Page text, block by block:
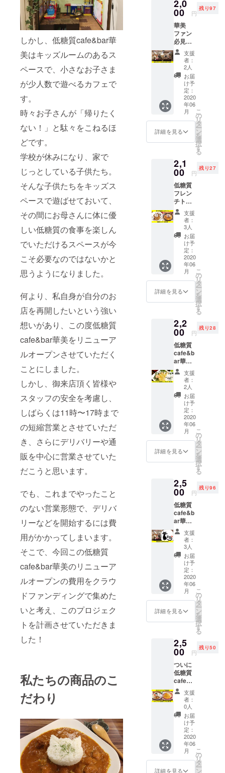
しかし、低糖質cafe&bar華
美はキッズルームのあるス
ペースで、小さなお子さま
が少人数で遊べるカフェで
す。
時々お子さんが「帰りたく
ない！」と駄々をこねるほ
どです。
学校が休みになり、家で
じっとしている子供たち。
そんな子供たちをキッズス
ペースで遊ばせておいて、
その間にお母さんに体に優
しい低糖質の食事を楽しん
でいただけるスペースが今
こそ必要なのではないかと
思うようになりました。
何より、私自身が自分のお
店を再開したいという強い
想いがあり、この度低糖質
cafe&bar華美をリニューア
ルオープンさせていただく
ことにしました。
しかし、御来店頂く皆様や
スタッフの安全を考慮し、
しばらくは11時〜17時まで
の短縮営業とさせていただ
き、さらにデリバリーや通
販を中心に営業させていた
だこうと思います。
でも、これまでやったこと
のない営業形態で、デリバ
リーなどを開始するには費
用がかかってしまいます。
そこで、今回この低糖質
cafe&bar華美のリニューア
ルオープンの費用をクラウ
ドファンディングで集めた
いと考え、このプロジェク
トを計画させていただきま
した！
私たちの商品のこ
だわり
ぜひお
楽しみ
くださ
い。 お
店で頼
むより
消費税
分お得
になり
ます！
低糖質
ランチ
プレー
トは以
下のご
用意が
ありま
チ(平日
のみ) ・
華美チ
キンカ
レー ・
とろと
ろオム
ライス
・手ご
ねハン
バーグ
・照り
焼きチ
キン ・
豚生姜
選べる
主食5種
米ご
飯、こ
んにゃ
くライ
ス、小
麦パ
ン、大
豆パン
※状況に
よって
ニュー
は変更
となる
ことが
す。 お
子様と
ことが
できる
華美で
のラン
チをぜ
ひお楽
しみく
ださ
い。 お
店で頼
むより
消費税
分お得
になり
ます！
プレー
トは低
はあり
ませ
ん。 ※
こちら
のチ
ケット
の有効
期限は
2021年
6月まで
です。
セット
です。
本来
1,620円
のとこ
ろクラ
ウド
ファン
ディン
グ特別
価格で
1,500円
で提供
させて
いただ
きま
す。
です。
・チー
ズケー
キ ・ガ
トー
ショコ
ラ ・
ティラ
ミス こ
ちらで
ご購入
者様を
把握し
ており
ますの
で、ご
来店時
用いた
だくこ
とをお
伝えく
ださ
い。 ※
こちら
のチ
ケット
の有効
期限は
2021年
7月まで
です。
2,0
00 円
残り97
華美
ファン
必見の
リター
ンで
す。 リ
ニュー
アル
オープ
ンを記
念し
て、店
内にリ
ニュー
アル
オープ
ポス
ターを
貼らせ
ていた
だきま
す。 そ
のポス
ターに
あなた
のお名
前をサ
ポー
ター様
として
掲載さ
せてい
ただき
でなく
ても構
いませ
ん。 ぜ
ひ、あ
なたの
お名前
を「低
糖質
cafe&b
ar華
美」の
ポス
ターに
掲載さ
せてく
ださ
ターに
掲載す
るお名
前を入
力して
くださ
い。
支援
者：
2人
お届
け予
定：
2020
年06
月
詳細を見る
こ
の
リ
タ
ー
ン
を
選
択
す
る
2,1
00 円
残り27
低糖質
フレン
チトー
ストか
パン
ケーキ
を選ん
でいた
だける
チケッ
ト3枚で
す。 こ
ちらで
ご購入
者様を
把握し
ますの
で、ご
来店時
にチ
ケット
をご使
用いた
だくこ
とをお
伝えく
ださ
い。 ※
こちら
のチ
ケット
の有効
期限は
7月まで
低糖質
cafe&b
ar華美
住所：
大阪府
大阪市
北区中
崎１丁
目６－
１７ 電
話番
号：06-
6225-
7175
支援
者：
3人
お届
け予
定：
2020
年06
月
詳細を見る
こ
の
リ
タ
ー
ン
を
選
択
す
る
2,2
00 円
残り28
低糖質
cafe&b
ar華美
のテイ
クアウ
ト用低
糖質丼
もしく
は低糖
質サン
ドイッ
チを選
んでい
ただけ
るチ
ケット3
す。 こ
ちらで
ご購入
者様を
把握し
ており
ますの
で、ご
来店時
にチ
ケット
をご使
用いた
だくこ
とをお
伝えく
ださ
消費税
分お得
になり
ます！
※状況に
よって
メ
ニュー
は変更
となる
ことが
ありま
す。 ※
こちら
のチ
ケット
の有効
支援
者：
2人
お届
け予
定：
2020
年06
月
詳細を見る
こ
の
リ
タ
ー
ン
を
選
択
す
る
2,5
00 円
残り96
低糖質
cafe&b
ar華美
で使え
る金券
3,000円
分で
す。 ク
ラウド
ファン
ディン
グだけ
の特別
価格で
ご提供
させて
きま
す！ 低
糖質
cafe&b
ar華美
住所：
大阪府
大阪市
北区中
崎１丁
目６－
１７ 電
話番
号：06-
6225-
7175
支援
者：
3人
お届
け予
定：
2020
年06
月
詳細を見る
こ
の
リ
タ
ー
ン
を
選
択
す
る
2,5
00 円
残り50
ついに
低糖質
cafe&b
ar華美
がテイ
クアウ
トラン
チボッ
クスを
始めま
す！ 華
美に取
りに来
ていた
支援
者：
0人
お届
け予
定：
2020
年06
月
詳細を見る
こ
の
リ
タ
ー
ン